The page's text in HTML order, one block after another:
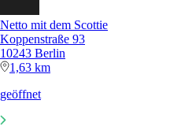
Netto mit dem Scottie
Koppenstraße 93
10243 Berlin
1,63 km
geöffnet